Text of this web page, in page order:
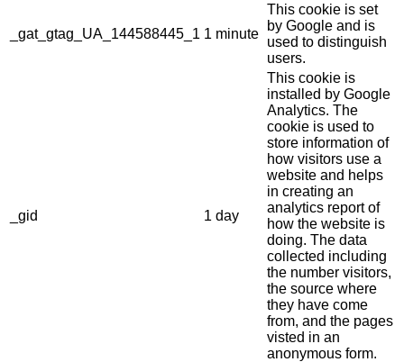
_gat_gtag_UA_144588445_1 1 minute
This cookie is set
by Google and is
used to distinguish
users.
_gid 1 day
This cookie is
installed by Google
Analytics. The
cookie is used to
store information of
how visitors use a
website and helps
in creating an
analytics report of
how the website is
doing. The data
collected including
the number visitors,
the source where
they have come
from, and the pages
visted in an
anonymous form.